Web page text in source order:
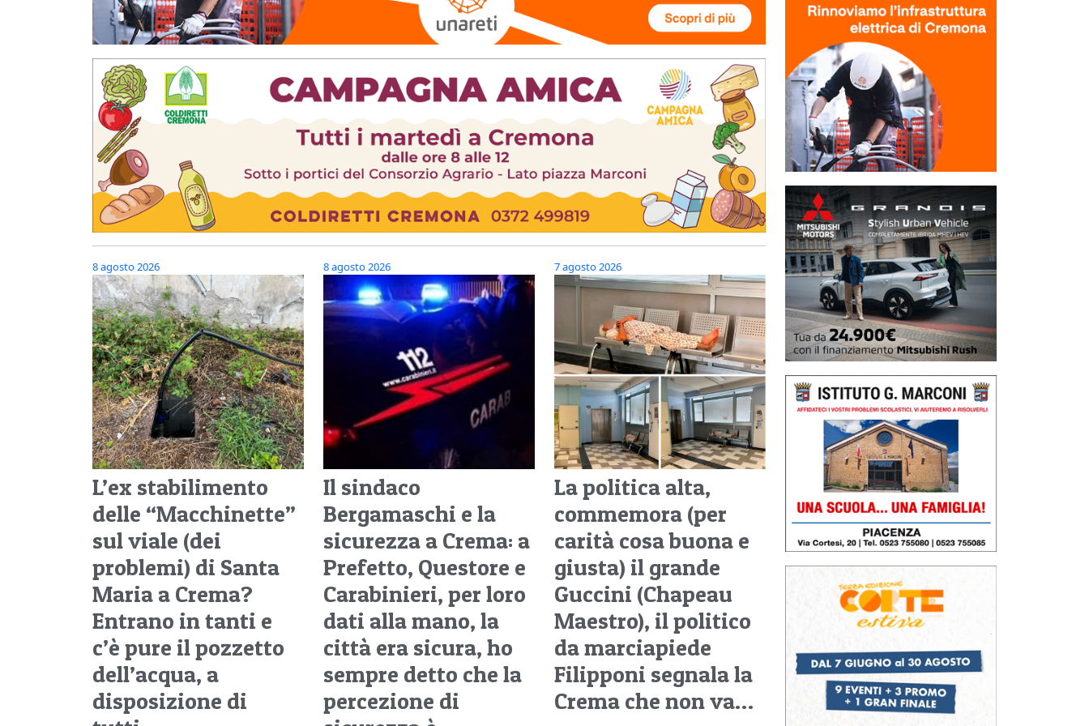
8 agosto 2026
L’ex stabilimento
delle “Macchinette”
sul viale (dei
problemi) di Santa
Maria a Crema?
Entrano in tanti e
c’è pure il pozzetto
dell’acqua, a
disposizione di
8 agosto 2026
Il sindaco
Bergamaschi e la
sicurezza a Crema: a
Prefetto, Questore e
Carabinieri, per loro
dati alla mano, la
città era sicura, ho
sempre detto che la
percezione di
7 agosto 2026
La politica alta,
commemora (per
carità cosa buona e
giusta) il grande
Guccini (Chapeau
Maestro), il politico
da marciapiede
Filipponi segnala la
Crema che non va…